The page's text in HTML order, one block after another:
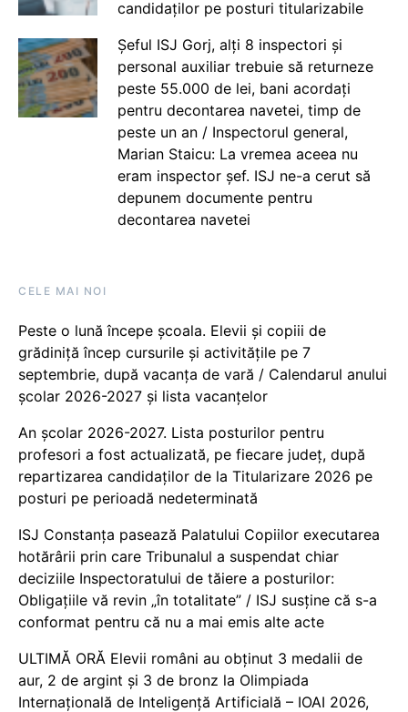
candidaților pe posturi titularizabile
Șeful ISJ Gorj, alți 8 inspectori și
personal auxiliar trebuie să returneze
peste 55.000 de lei, bani acordați
pentru decontarea navetei, timp de
peste un an / Inspectorul general,
Marian Staicu: La vremea aceea nu
eram inspector șef. ISJ ne-a cerut să
depunem documente pentru
decontarea navetei
CELE MAI NOI
Peste o lună începe școala. Elevii și copiii de
grădiniță încep cursurile și activitățile pe 7
septembrie, după vacanța de vară / Calendarul anului
școlar 2026-2027 și lista vacanțelor
An școlar 2026-2027. Lista posturilor pentru
profesori a fost actualizată, pe fiecare județ, după
repartizarea candidaților de la Titularizare 2026 pe
posturi pe perioadă nedeterminată
ISJ Constanța pasează Palatului Copiilor executarea
hotărârii prin care Tribunalul a suspendat chiar
deciziile Inspectoratului de tăiere a posturilor:
Obligațiile vă revin „în totalitate” / ISJ susține că s-a
conformat pentru că nu a mai emis alte acte
ULTIMĂ ORĂ Elevii români au obținut 3 medalii de
aur, 2 de argint și 3 de bronz la Olimpiada
Internațională de Inteligență Artificială – IOAI 2026,